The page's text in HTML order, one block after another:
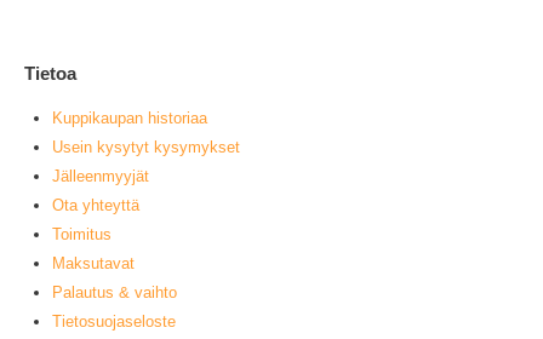
Tietoa
Kuppikaupan historiaa
Usein kysytyt kysymykset
Jälleenmyyjät
Ota yhteyttä
Toimitus
Maksutavat
Palautus & vaihto
Tietosuojaseloste